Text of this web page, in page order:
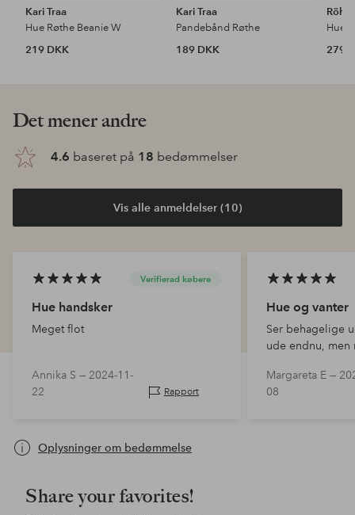
Kari Traa
Hue Røthe Beanie W
219 DKK
Kari Traa
Pandebånd Røthe
189 DKK
Hue
279
Det mener andre
4.6 baseret på 18 bedømmelser
Vis alle anmeldelser (10)
Verifierad købere
Hue handsker
Meget flot
Annika S — 2024-11-
22
Rapport
Hue og vanter
Ser behagelige
ude endnu,
Margareta E —
08
Oplysninger om bedømmelse
Share your favorites!